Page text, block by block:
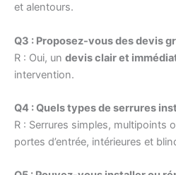
et alentours.
Q3 : Proposez-vous des devis
R : Oui, un devis clair et
intervention.
Q4 : Quels types de serrures
R : Serrures simples, multipoints
portes d’entrée, intérieures et